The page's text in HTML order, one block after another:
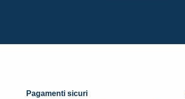
Pagamenti sicuri